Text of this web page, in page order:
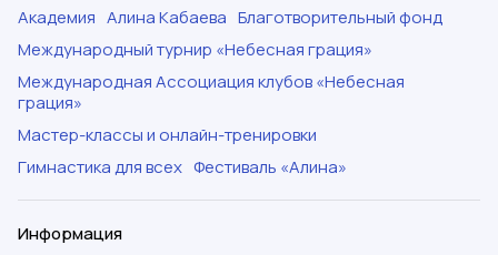
Академия Алина Кабаева Благотворительный фонд
Международный турнир «Небесная грация»
Международная Ассоциация клубов «Небесная
грация»
Мастер-классы и онлайн-тренировки
Гимнастика для всех Фестиваль «Алина»
Информация